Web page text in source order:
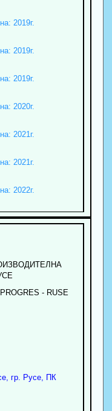
2019г.
2019г.
2019г.
2020г.
2021г.
2021г.
2022г.
- RUSE
, гр. Русе, ПК